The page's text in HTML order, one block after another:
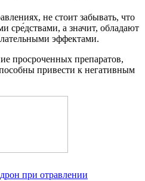
не стоит забывать, что
сре́дствами, а значит, обладают
эффектами.
просроченных препаратов,
привести к негативным
при отравлении